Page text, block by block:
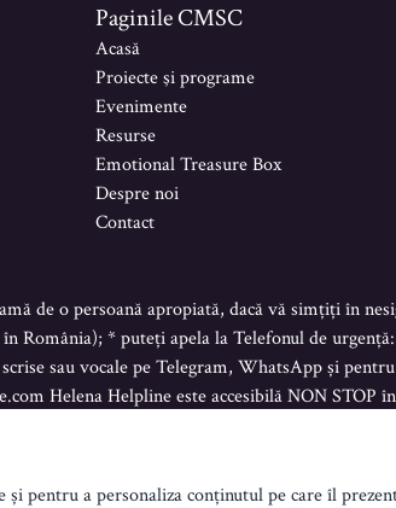
Paginile CMSC
Acasă
Proiecte şi programe
Evenimente
Resurse
Emotional Treasure Box
Despre noi
Contact
de o persoană apropiată, dacă vă simțiți în
România); * puteți apela la Telefonul de
sau vocale pe Telegram, WhatsApp și
Helena Helpline este accesibilă NON STOP
Creat de Koddezign
pentru a personaliza conținutul pe care îl